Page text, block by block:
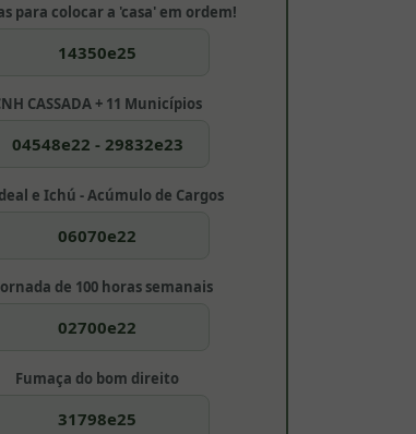
para colocar a 'casa' em ordem!
14350e25
CASSADA + 11 Municípios
04548e22 - 29832e23
e Ichú - Acúmulo de Cargos
06070e22
de 100 horas semanais
02700e22
Fumaça do bom direito
31798e25